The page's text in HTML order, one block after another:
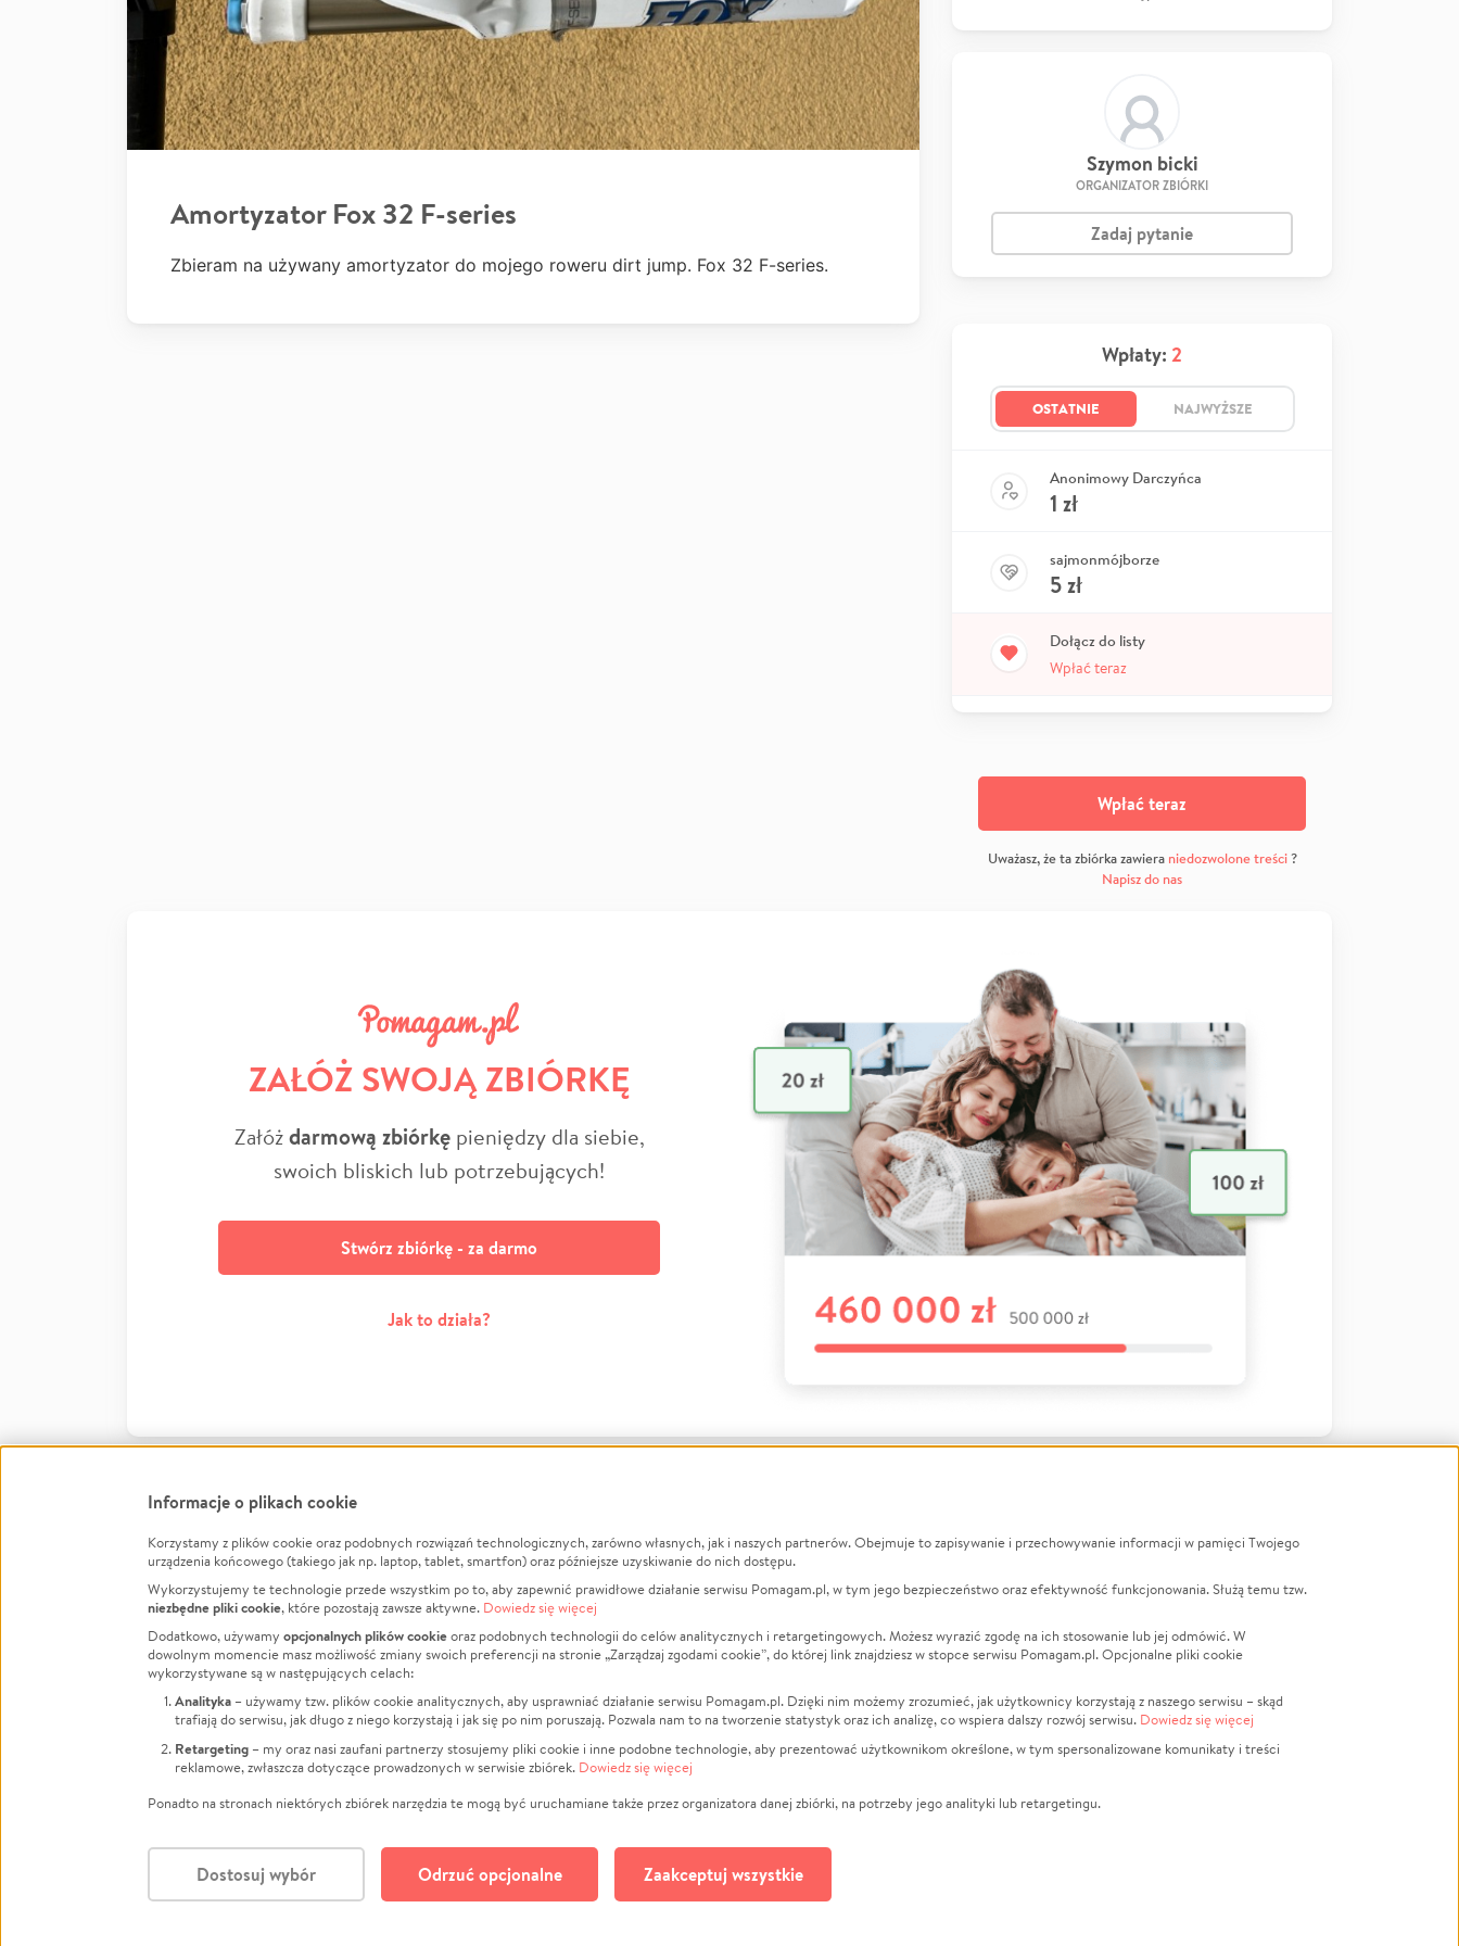
Amortyzator Fox 32 F-series
Zbieram na używany amortyzator do mojego roweru dirt jump. Fox 32 F-series.
Szymon bicki
ORGANIZATOR ZBIÓRKI
Zadaj pytanie
Wpłaty: 2
OSTATNIE NAJWYŻSZE
Anonimowy Darczyńca
1 zł
sajmonmójborze
5zł
Dołącz do listy
Wpłać teraz
Wpłać teraz
Uważasz, że ta zbiórka zawiera niedozwolone treści?
Napisz do nas
ZAŁÓŻ SWOJĄ ZBIÓRKĘ
Załóżdarmową zbiórkępieniędzy dla siebie,
swoich bliskich lub potrzebujących!
Stwórz zbiórkę - za darmo
Jak to działa?
FacebookTwitter Instagram
LinkedInTikTok Youtube
Informacje
Jak to działa?
Regulamin
Polityka Prywatności
Kontakt
Porównanie serwisów
Polityka plików cookie
Zarządzaj zgodami cookie
O nas
Opinie
Raporty
Za darmo
Dla NGO
Fundacja Pomagam.pl
Zbieraj na
Leczenie
Zwierzęta
Pożar
Sport
Pomoc Finansowa
Pogrzeb
LGBTQ+
Powódź
Wichura
Religia
Edukacja
Polski
Informacje o plikach cookie
Korzystamy z plików cookie oraz podobnych rozwiązań technologicznych, zarówno własnych, jak i naszych partnerów. Obejmuje to zapisywanie i przechowywanie informacji w pamięci Twojego
urządzenia końcowego (takiego jak np. laptop, tablet, smartfon) oraz późniejsze uzyskiwanie do nich dostępu.
Wykorzystujemy te technologie przede wszystkim po to, aby zapewnić prawidłowe działanie serwisu Pomagam.pl, w tym jego bezpieczeństwo oraz efektywność funkcjonowania. Służą temu tzw.
niezbędne pliki cookie, które pozostają zawsze aktywne. Dowiedz się więcej
Dodatkowo, używamy opcjonalnych plików cookieoraz podobnych technologii do celów analitycznych i retargetingowych. Możesz wyrazić zgodę na ich stosowanie lub jej odmówić. W
dowolnym momencie masz możliwość zmiany swoich preferencji na stronie „Zarządzaj zgodami cookie”, do której link znajdziesz w stopce serwisu Pomagam.pl. Opcjonalne pliki cookie
wykorzystywane są w następujących celach:
Analityka – używamy tzw. plików cookie analitycznych, aby usprawniać działanie serwisu Pomagam.pl. Dzięki nim możemy zrozumieć, jak użytkownicy korzystają z naszego serwisu – skąd
trafiają do serwisu, jak długo z niego korzystają i jak się po nim poruszają. Pozwala nam to na tworzenie statystyk oraz ich analizę, co wspiera dalszy rozwój serwisu. Dowiedz się więcej
Retargeting – my oraz nasi zaufani partnerzy stosujemy pliki cookie i inne podobne technologie, aby prezentować użytkownikom określone, w tym spersonalizowane komunikaty i treści
reklamowe, zwłaszcza dotyczące prowadzonych w serwisie zbiórek. Dowiedz się więcej
Ponadto na stronach niektórych zbiórek narzędzia te mogą być uruchamiane także przez organizatora danej zbiórki, na potrzeby jego analityki lub retargetingu.
Dostosuj wybór Odrzuć opcjonalne Zaakceptuj wszystkie